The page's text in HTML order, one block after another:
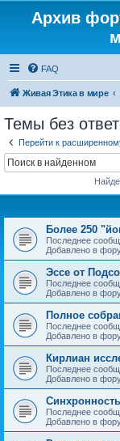
Архив
FAQ
Живая Этика в мире
Темы без
Перейти к
Более 250
Последнее
Добавлено в
Эссе от
Последнее
Добавлено в
Полное
Последнее
Добавлено в
Кирлиан
Последнее
Добавлено в
Последнее
Добавлено в